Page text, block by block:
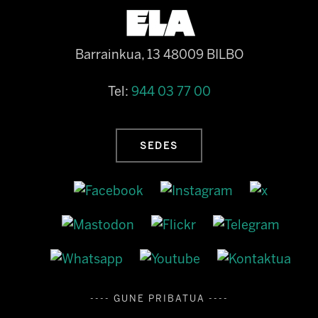
Barrainkua, 13 48009 BILBO
Tel: 944 03 77 00
SEDES
---- GUNE PRIBATUA ----